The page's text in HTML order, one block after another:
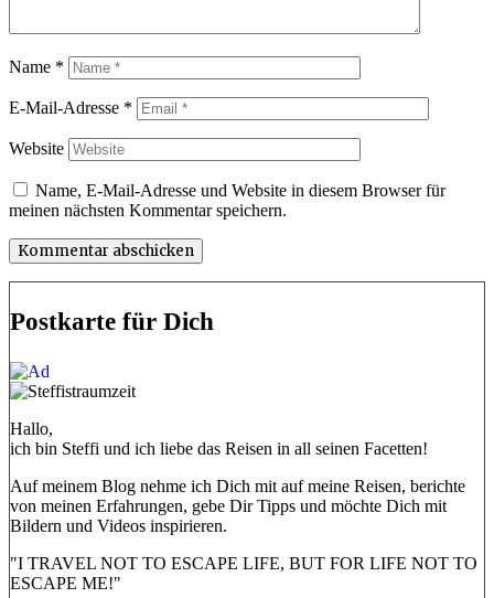
Name *
E-Mail-Adresse *
Website
Name, E-Mail-Adresse und Website in diesem Browser für
meinen nächsten Kommentar speichern.
Postkarte für Dich
Hallo,
ich bin Steffi und ich liebe das Reisen in all seinen Facetten!
Auf meinem Blog nehme ich Dich mit auf meine Reisen, berichte
von meinen Erfahrungen, gebe Dir Tipps und möchte Dich mit
Bildern und Videos inspirieren.
"I TRAVEL NOT TO ESCAPE LIFE, BUT FOR LIFE NOT TO
ESCAPE ME!"